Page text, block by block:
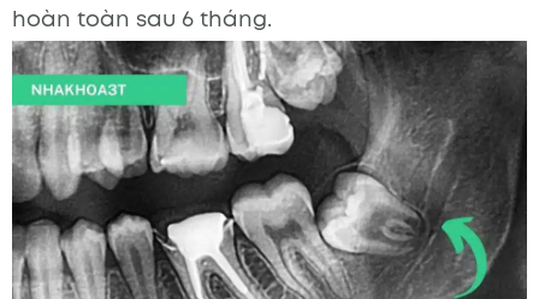
hoàn toàn sau 6 tháng.